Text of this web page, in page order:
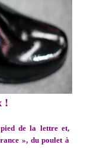
!
de la lettre et,
», du poulet à